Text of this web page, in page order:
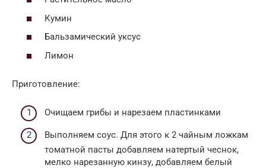
Кумин
Бальзамический уксус
Лимон
Приготовление:
Очищаем грибы и нарезаем пластинками
Выполняем соус. Для этого к 2 чайным ложкам
томатной пасты добавляем натертый чеснок,
мелко нарезанную кинзу, добавляем белый